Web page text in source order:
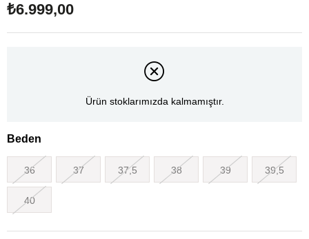
₺6.999,00
Ürün stoklarımızda kalmamıştır.
Beden
36 37 37,5 38 39 39,5
40